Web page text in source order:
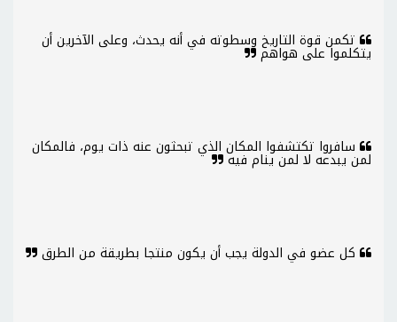
تكمن قوة التاريخ وسطوته في أنه يحدث، وعلى الآخرين أن
يتكلموا على هواهم
سافروا تكتشفوا المكان الذي تبحثون عنه ذات يوم، فالمكان
لمن يبدعه لا لمن ينام فيه
كل عضو في الدولة يجب أن يكون منتجا بطريقة من الطرق